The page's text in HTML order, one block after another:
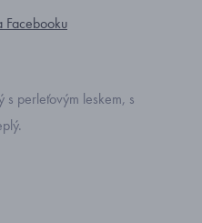
Facebooku
perleťovým leskem, s